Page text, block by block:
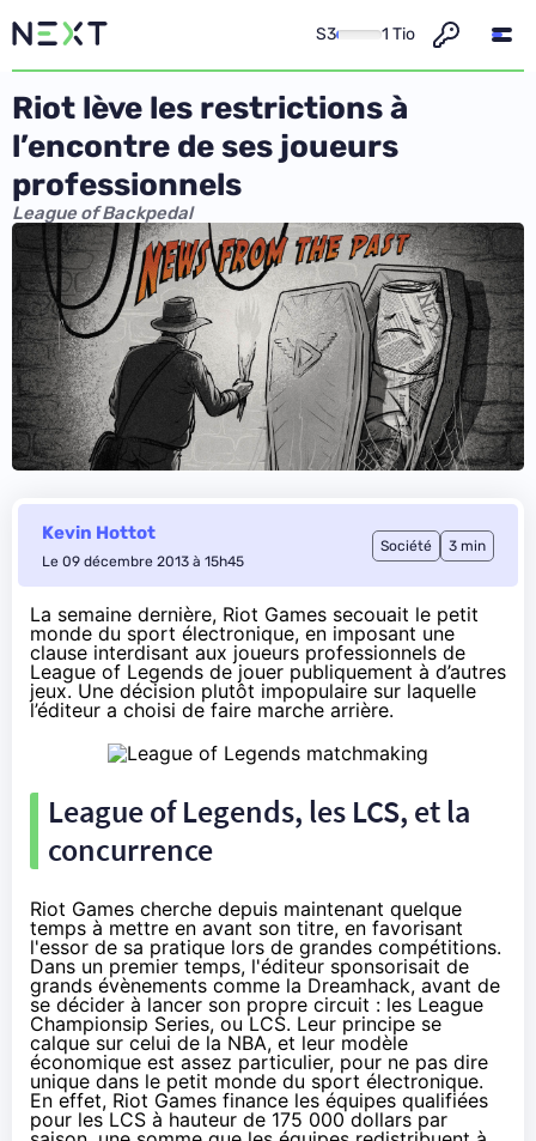
S3 1 Tio
Riot lève les restrictions à
l’encontre de ses joueurs
professionnels
League of Backpedal
Kevin Hottot
Le 09 décembre 2013 à 15h45
Société 3 min
La semaine dernière, Riot Games secouait le petit
monde du sport électronique, en imposant une
clause interdisant aux joueurs professionnels de
League of Legends de jouer publiquement à d’autres
jeux. Une décision plutôt impopulaire sur laquelle
l’éditeur a choisi de faire marche arrière.
League of Legends, les LCS, et la
concurrence
Riot Games cherche depuis maintenant quelque
temps à mettre en avant son titre, en favorisant
l'essor de sa pratique lors de grandes compétitions.
Dans un premier temps, l'éditeur sponsorisait de
grands évènements comme la Dreamhack, avant de
se décider à lancer son propre circuit : les League
Championsip Series, ou LCS. Leur principe se
calque sur celui de la NBA, et leur modèle
économique est assez particulier, pour ne pas dire
unique dans le petit monde du sport électronique.
En effet, Riot Games finance les équipes qualifiées
pour les LCS à hauteur de 175 000 dollars par